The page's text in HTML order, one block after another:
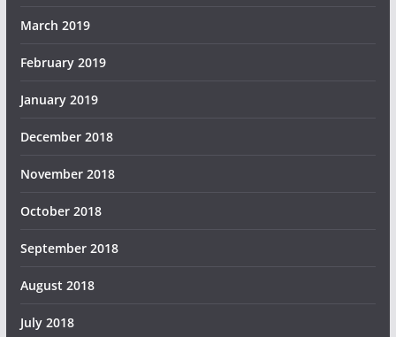
March 2019
February 2019
January 2019
December 2018
November 2018
October 2018
September 2018
August 2018
July 2018